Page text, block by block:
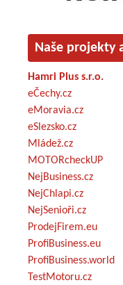
Naše projekty
Hamri Plus s.r.o.
eČechy.cz
eMoravia.cz
eSlezsko.cz
Mládež.cz
MOTORcheckUP
NejBusiness.cz
NejChlapi.cz
NejSenioři.cz
ProdejFirem.eu
ProfiBusiness.eu
ProfiBusiness.world
TestMotoru.cz